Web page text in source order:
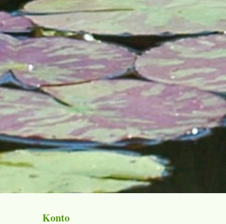
Konto